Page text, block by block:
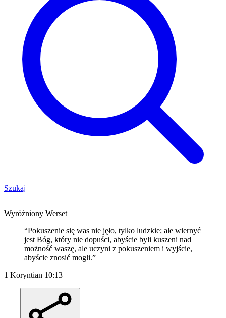
Szukaj
Wyróżniony Werset
“Pokuszenie się was nie jęło, tylko ludzkie; ale wiernyć
jest Bóg, który nie dopuści, abyście byli kuszeni nad
możność waszę, ale uczyni z pokuszeniem i wyjście,
abyście znosić mogli.”
1 Koryntian 10:13